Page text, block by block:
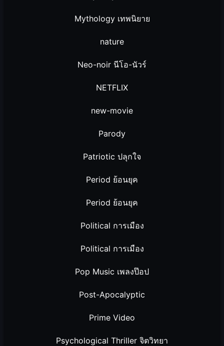
Mythology เทพนิยาย
nature
Neo-noir นีโอ-นัวร์
NETFLIX
new-movie
Parody
Patriotic ปลุกใจ
Period ย้อนยุค
Period ย้อนยุค
Political การเมือง
Political การเมือง
Pop Music เพลงป๊อป
Post-Apocalyptic
Prime Video
Psychological Thriller จิตวิทยา